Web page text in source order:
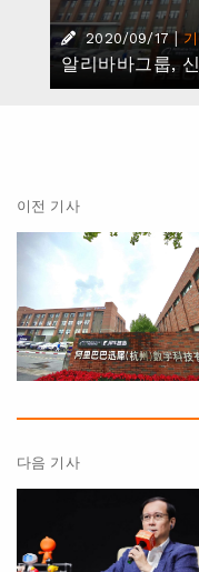
2020/09/17 |
알리바바그룹,
이전 기사
다음 기사